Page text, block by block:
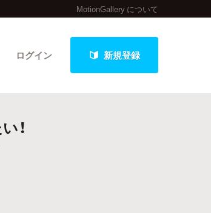
MotionGallery について
ログイン 新規登録
！